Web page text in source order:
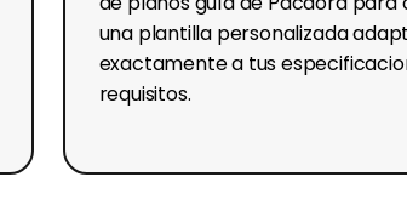
una plantilla personalizada
exactamente a tus
requisitos.